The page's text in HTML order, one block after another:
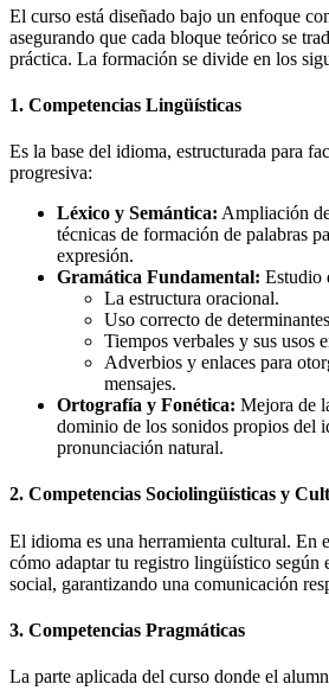
El curso está diseñado bajo un enfoque
asegurando que cada bloque teórico se
práctica. La formación se divide en los
1. Competencias Lingüísticas
Es la base del idioma, estructurada para
progresiva:
Léxico y Semántica: Ampliación
técnicas de formación de palabras
expresión.
Gramática Fundamental: Estudio
La estructura oracional.
Uso correcto de
Tiempos verbales y sus usos
Adverbios y enlaces para
mensajes.
Ortografía y Fonética: Mejora de
dominio de los sonidos propios del
pronunciación natural.
2. Competencias Sociolingüísticas y
El idioma es una herramienta cultural. En
cómo adaptar tu registro lingüístico
social, garantizando una comunicación
3. Competencias Pragmáticas
La parte aplicada del curso donde el